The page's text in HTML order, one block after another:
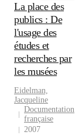
La place des
publics : De
l'usage des
études et
recherches par
les musées
Eidelman,
Jacqueline
Documentation
française
2007